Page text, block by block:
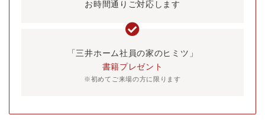
お時間通りご対応します
「三井ホーム社員の家のヒミツ」
書籍プレゼント
初めてご来場の方に限ります